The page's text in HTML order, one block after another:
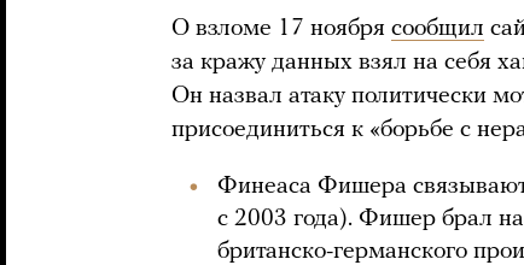
О взломе 17 ноября сообщил
за кражу данных взял на себя
Он назвал атаку политически
присоединиться к «борьбе с
Финеаса Фишера связывают
с 2003 года). Фишер брал на
британско-германского